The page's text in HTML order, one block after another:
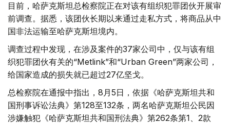
目前，哈萨克斯坦总检察院正在对该有组织犯罪团伙开展审
前调查。据悉，该团伙长期以来通过走私方式，将商品从中
国非法运输至哈萨克斯坦境内。
调查过程中发现，在涉及案件的37家公司中，仅与该有组
织犯罪团伙有关的“Metlink”和“Urban Green”两家公司，
给国家造成的损失就已超过27亿坚戈。
总检察院在通报中指出，8月5日，依据《哈萨克斯坦共和
国刑事诉讼法典》第128至132条，两名哈萨克斯坦公民因
涉嫌触犯《哈萨克斯坦共和国刑法典》第262条第1、2款